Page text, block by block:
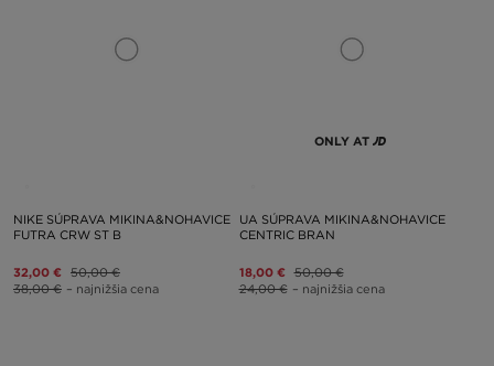
NIKE SÚPRAVA MIKINA&NOHAVICE
FUTRA CRW ST B
32,00 € 50,00 €
38,00 € – najnižšia cena
ONLY AT
UA SÚPRAVA MIKINA&NOHAVICE
CENTRIC BRAN
18,00 € 50,00 €
24,00 € – najnižšia cena